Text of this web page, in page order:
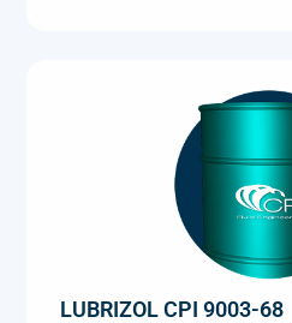
LUBRIZOL CPI 9003-68